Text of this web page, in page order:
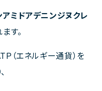
アミドアデニンジヌクレ
す。
（エネルギー通貨）を